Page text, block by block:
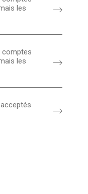
les
comptes
les